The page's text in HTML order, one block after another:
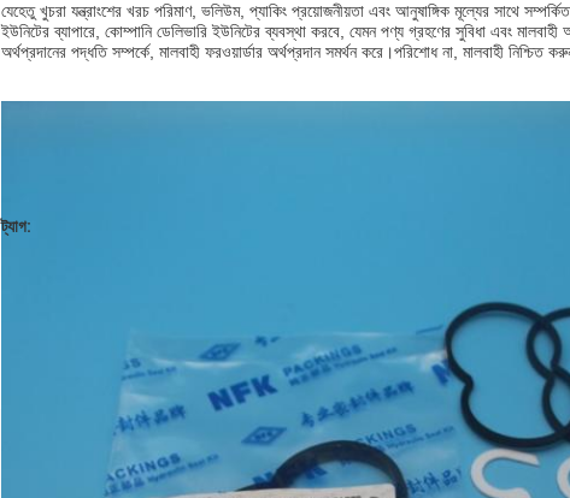
যেহেতু খুচরা যন্ত্রাংশের খরচ পরিমাণ, ভলিউম, প্যাকিং প্রয়োজনীয়তা এবং আনুষাঙ্গিক মূল্যের সাথে
ইউনিটের ব্যাপারে, কোম্পানি ডেলিভারি ইউনিটের ব্যবস্থা করবে, যেমন পণ্য গ্রহণের সুবিধা এবং
অর্থপ্রদানের পদ্ধতি সম্পর্কে, মালবাহী ফরওয়ার্ডার অর্থপ্রদান সমর্থন করে।পরিশোধ না, মালবাহী নিশ্চিত
ট্যাগ: